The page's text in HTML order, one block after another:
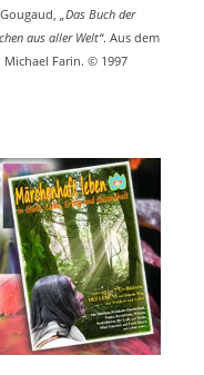
„Das Buch der
aus aller Welt“. Aus dem
Farin. © 1997